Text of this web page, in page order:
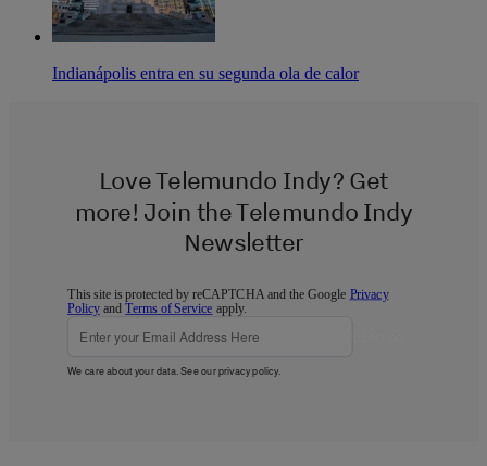
Indianápolis entra en su segunda ola de calor
Love Telemundo Indy? Get
more! Join the Telemundo Indy
Newsletter
This site is protected by reCAPTCHA and the Google Privacy
Policy andTerms of Service apply.
We care about your data. See ourprivacy policy.